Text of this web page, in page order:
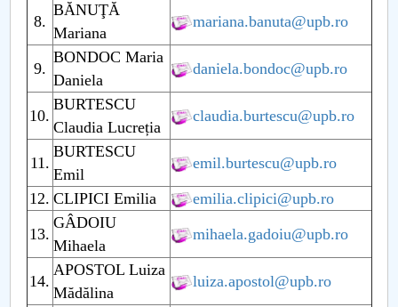
Proiect SU-ETIC
Protecția datelor personale
UNIVERSITATE pentru comunitate
IOSUD/CSUD-Doctorate
Comisie de etica unversitară
Evenimente CUP
Accesibilitate pentru studenții cu dizabilități
8.
BĂNUŢĂ
Mariana
mariana.banuta@upb.ro
9.
BONDOC Maria
Daniela
daniela.bondoc@upb.ro
10.
BURTESCU
Claudia Lucreția
claudia.burtescu@upb.ro
11.
BURTESCU
Emil
emil.burtescu@upb.ro
12. CLIPICI Emilia
emilia.clipici@upb.ro
13.
GÂDOIU
Mihaela
mihaela.gadoiu@upb.ro
14.
APOSTOL Luiza
Mădălina
luiza.apostol@upb.ro